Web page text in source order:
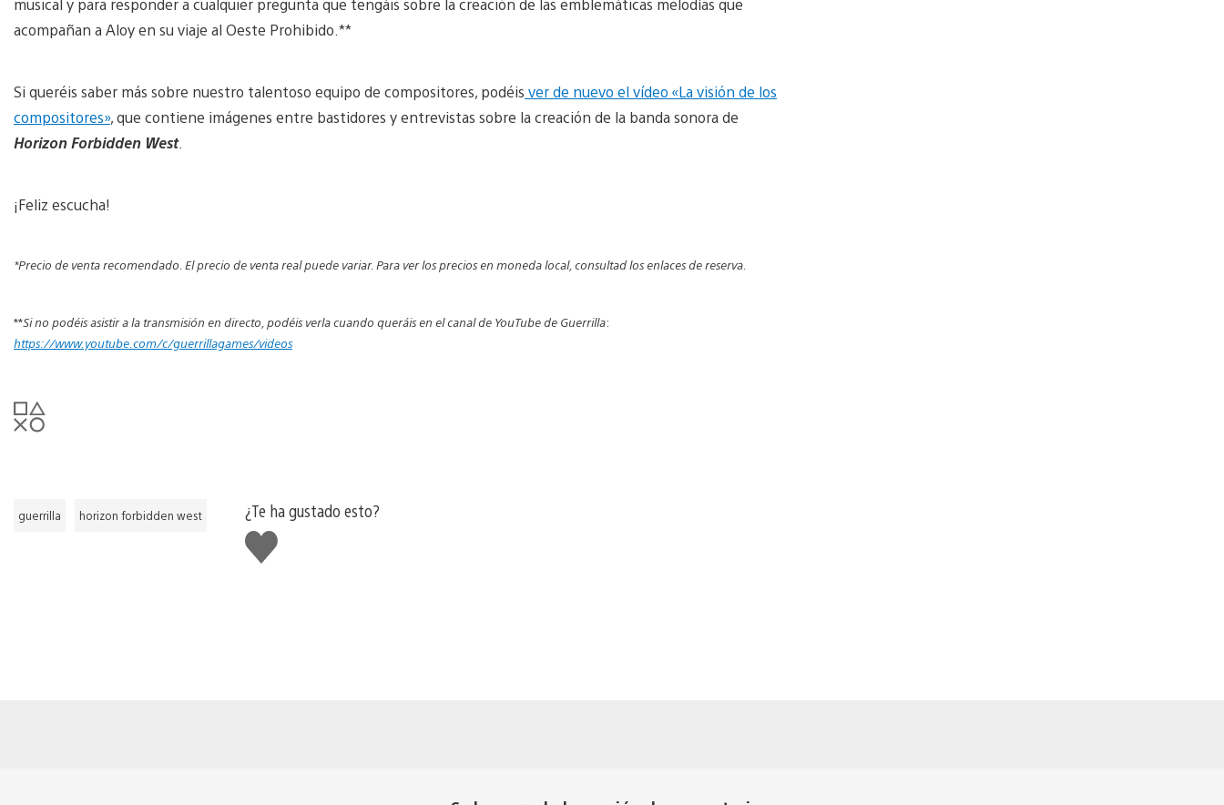
musical y para responder a cualquier pregunta que tengáis sobre la creación de las emblemáticas melodías que
acompañan a Aloy en su viaje al Oeste Prohibido.**
Si queréis saber más sobre nuestro talentoso equipo de compositores, podéis ver de nuevo el vídeo «La visión de los
compositores», que contiene imágenes entre bastidores y entrevistas sobre la creación de la banda sonora de
Horizon Forbidden West.
¡Feliz escucha!
*Precio de venta recomendado. El precio de venta real puede variar. Para ver los precios en moneda local, consultad los enlaces de reserva.
**Si no podéis asistir a la transmisión en directo, podéis verla cuando queráis en el canal de YouTube de Guerrilla:
https://www.youtube.com/c/guerrillagames/videos
guerrilla horizon forbidden west
¿Te ha gustado esto?
Me
gusta
esto